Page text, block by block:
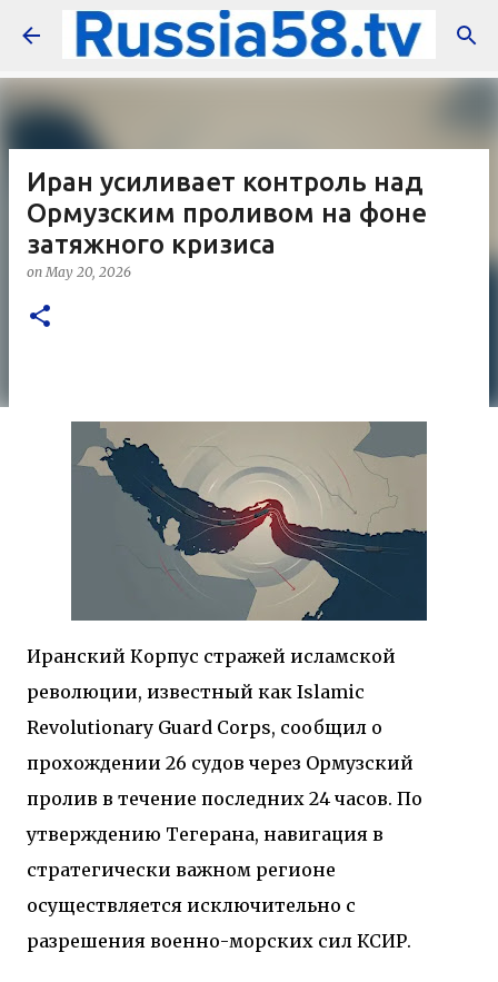
Skip to main content
Иран усиливает контроль над
Ормузским проливом на фоне
затяжного кризиса
onMay 20, 2026
Иранский Корпус стражей исламской
революции, известный как Islamic
Revolutionary Guard Corps, сообщил о
прохождении 26 судов через Ормузский
пролив в течение последних 24 часов. По
утверждению Тегерана, навигация в
стратегически важном регионе
осуществляется исключительно с
разрешения военно-морских сил КСИР.